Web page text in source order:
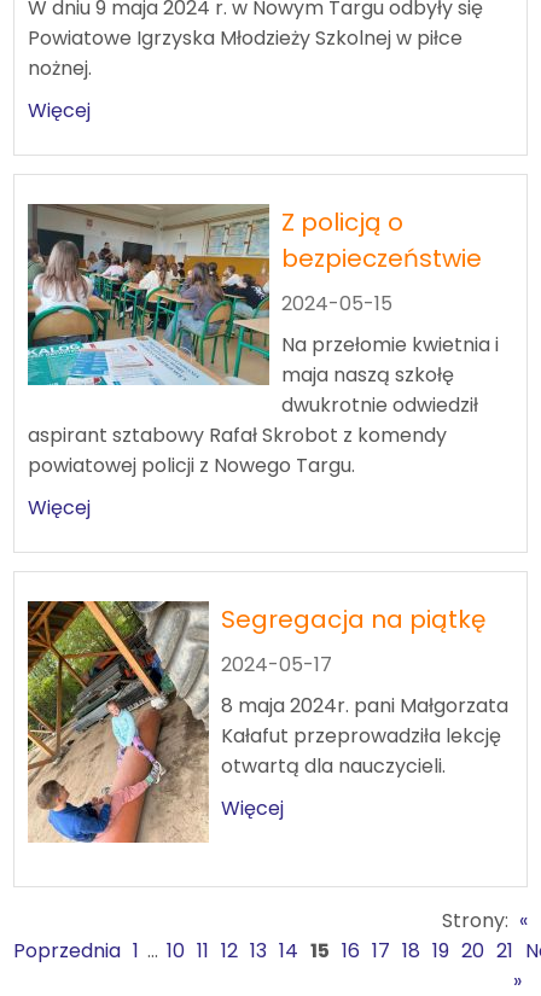
W dniu 9 maja 2024 r. w Nowym Targu odbyły się
Powiatowe Igrzyska Młodzieży Szkolnej w piłce
nożnej.
Więcej
Z policją o
bezpieczeństwie
2024-05-15
Na przełomie kwietnia i
maja naszą szkołę
dwukrotnie odwiedził
aspirant sztabowy Rafał Skrobot z komendy
powiatowej policji z Nowego Targu.
Więcej
Segregacja na piątkę
2024-05-17
8 maja 2024r. pani Małgorzata
Kałafut przeprowadziła lekcję
otwartą dla nauczycieli.
Więcej
Strony: «
Poprzednia 1 ... 10 11 12 13 14 15 16 17 18 19 20 21
»